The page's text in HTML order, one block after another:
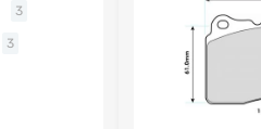
3
3